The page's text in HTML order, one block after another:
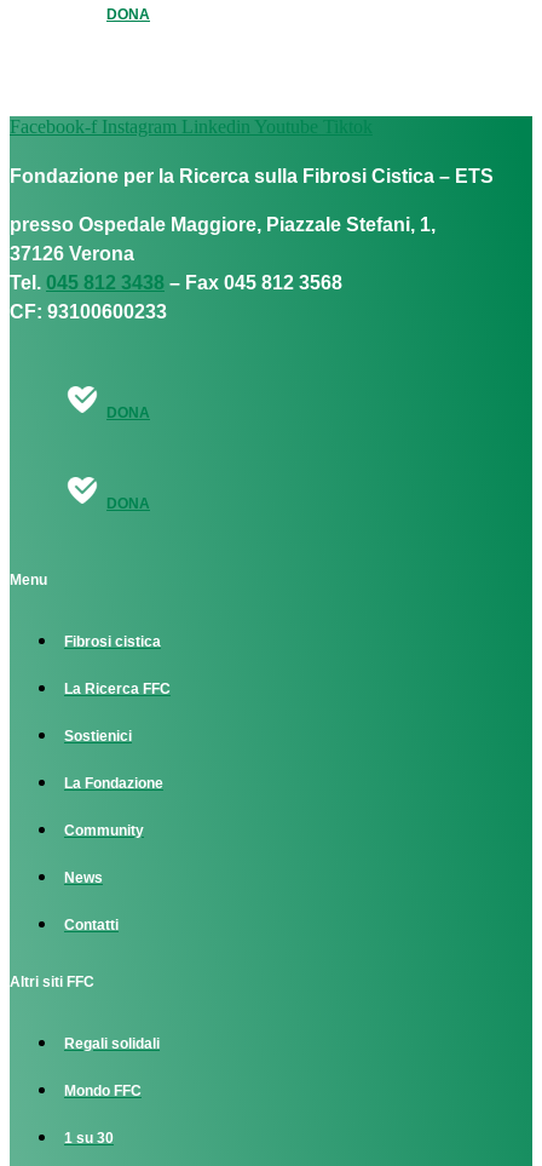
DONA
Facebook-f Instagram Linkedin Youtube Tiktok
Fondazione per la Ricerca sulla Fibrosi Cistica – ETS
presso Ospedale Maggiore, Piazzale Stefani, 1,
37126 Verona
Tel. 045 812 3438 – Fax 045 812 3568
CF: 93100600233
DONA
DONA
Menu
Fibrosi cistica
La Ricerca FFC
Sostienici
La Fondazione
Community
News
Contatti
Altri siti FFC
Regali solidali
Mondo FFC
1 su 30